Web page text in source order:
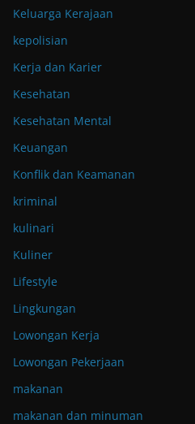
Keluarga Kerajaan
kepolisian
Kerja dan Karier
Kesehatan
Kesehatan Mental
Keuangan
Konflik dan Keamanan
kriminal
kulinari
Kuliner
Lifestyle
Lingkungan
Lowongan Kerja
Lowongan Pekerjaan
makanan
makanan dan minuman